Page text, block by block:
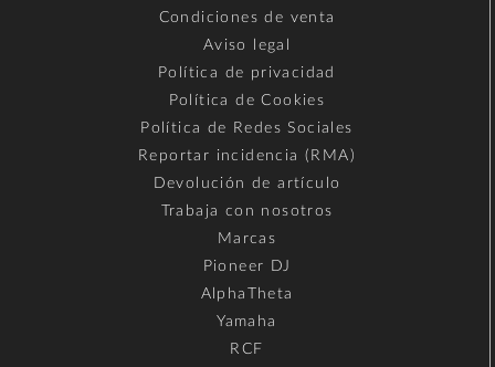
Condiciones de venta
Aviso legal
Política de privacidad
Política de Cookies
Política de Redes Sociales
Reportar incidencia (RMA)
Devolución de artículo
Trabaja con nosotros
Marcas
Pioneer DJ
AlphaTheta
Yamaha
RCF